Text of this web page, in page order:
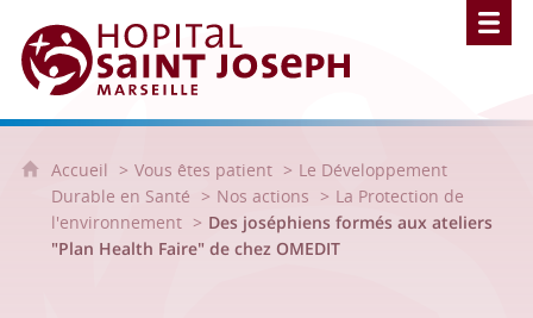
Hôpital Saint Joseph - Marseille
Accueil Vous êtes patient
Le Développement
Durable en Santé
Nos actions
La Protection de
l'environnement
Des joséphiens formés aux ateliers
"Plan Health Faire" de chez OMEDIT